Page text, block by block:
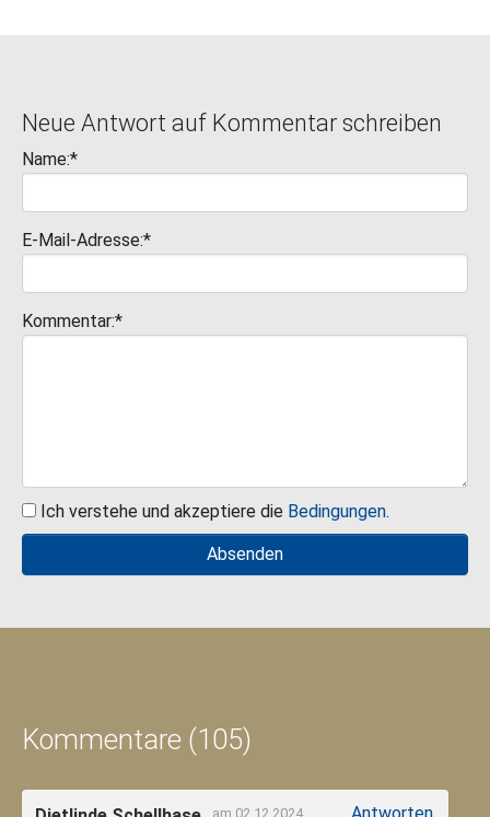
Neue Antwort auf Kommentar schreiben
Name:*
E-Mail-Adresse:*
Kommentar:*
Ich verstehe und akzeptiere die Bedingungen.
Kommentare (105)
am 02.12.2024